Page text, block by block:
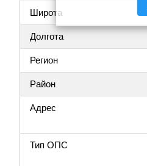
Широта
Долгота
Регион
Район
Адрес
Тип ОПС